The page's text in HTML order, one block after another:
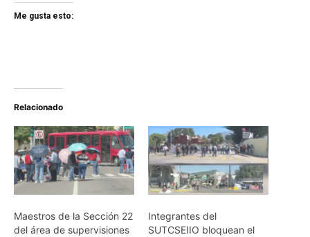
Me gusta esto:
Relacionado
Maestros de la Sección 22
del área de supervisiones
Integrantes del
SUTCSEIIO bloquean el